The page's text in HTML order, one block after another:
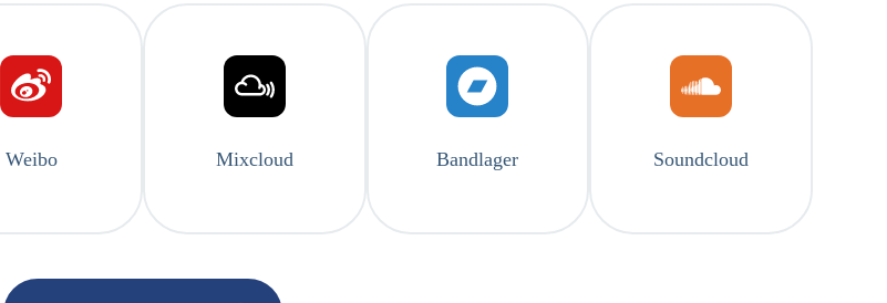
Weibo Mixcloud Bandlager Soundcloud